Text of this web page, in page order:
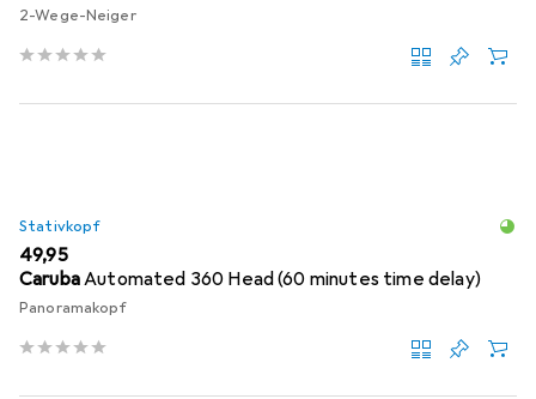
2-Wege-Neiger
Stativkopf
EUR
49,95
CarubaAutomated 360 Head (60 minutes time delay)
Panoramakopf